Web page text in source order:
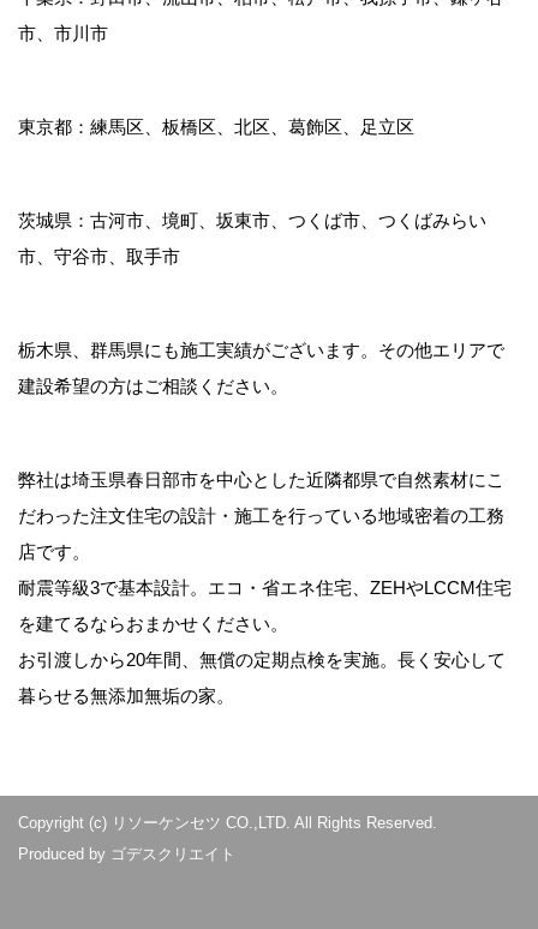
場合、その情報は他の利用者によって収集され、
利用される場合がございます。利用者はご自分の
報取得について
当サイトでは、Googleによるアクセス解析ツール
ためにCookieを使用しています。このデータは匿
名で収集されており、個人を特定するものではあ
することが出来ますので、お使いのブラウザの設
定をご確認ください。
この規約に関しての詳細は
サービス利用規約 のページやGoogleポリシーと規
約ページをご覧ください。
Google、Facebook等の第三者配信事業者によ
り、当社のサービスの広告がインターネット上の
市、市川市
東京都：練馬区、板橋区、北区、葛飾区、足立区
茨城県：古河市、境町、坂東市、つくば市、つくばみらい
市、守谷市、取手市
栃木県、群馬県にも施工実績がございます。その他エリアで
建設希望の方はご相談ください。
弊社は埼玉県春日部市を中心とした近隣都県で自然素材にこ
だわった注文住宅の設計・施工を行っている地域密着の工務
店です。
耐震等級3で基本設計。エコ・省エネ住宅、ZEHやLCCM住宅
を建てるならおまかせください。
お引渡しから20年間、無償の定期点検を実施。長く安心して
暮らせる無添加無垢の家。
Copyright (c) リソーケンセツ CO.,LTD. All Rights Reserved.
Produced by ゴデスクリエイト